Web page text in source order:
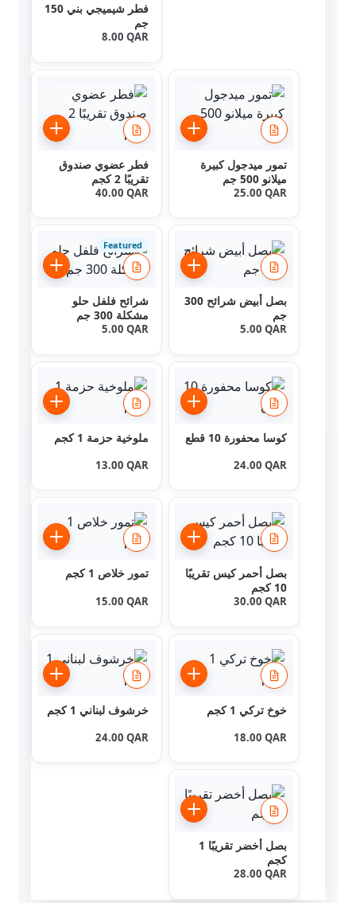
فطر شيميجي بني 150
جم
8.00QAR
تمور ميدجول كبيرة
ميلانو 500 جم
25.00 QAR
فطر عضوي صندوق
تقريبًا 2 كجم
40.00QAR
بصل أبيض شرائح 300
جم
5.00 QAR
Featured
شرائح فلفل حلو
مشكلة 300 جم
5.00QAR
كوسا محفورة 10 قطع
24.00 QAR
ملوخية حزمة 1 كجم
13.00QAR
بصل أحمر كيس تقريبًا
10 كجم
30.00 QAR
تمور خلاص 1 كجم
15.00QAR
خوخ تركي 1 كجم
18.00 QAR
خرشوف لبناني 1 كجم
24.00QAR
بصل أخضر تقريبًا 1
كجم
28.00 QAR